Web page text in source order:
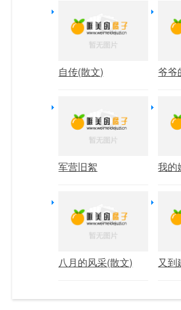
自传(散文) 爷爷
军营旧絮 我的
八月的风采(散文) 又到